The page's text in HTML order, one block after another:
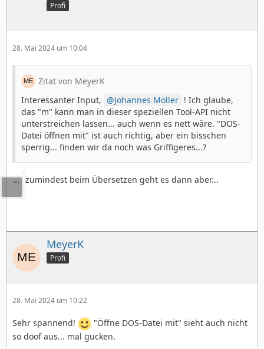
Profi
28. Mai 2024 um 10:04
Zitat von MeyerK
Interessanter Input,
Johannes Möller ! Ich glaube,
das "m" kann man in dieser speziellen Tool-API nicht
unterstreichen lassen... auch wenn es nett wäre. "DOS-
Datei öffnen mit" ist auch richtig, aber ein bisschen
sperrig... finden wir da noch was Griffigeres...?
... zumindest beim Übersetzen geht es dann aber...
MeyerK
Profi
28. Mai 2024 um 10:22
Sehr spannend!
"Öffne DOS-Datei mit" sieht auch nicht
so doof aus... mal gucken.